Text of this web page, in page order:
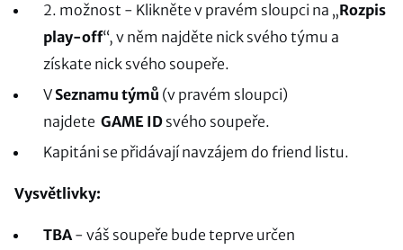
2. možnost - Klikněte v pravém sloupci na „Rozpis
play-off“, v něm najděte nick svého týmu a
získate nick svého soupeře.
V Seznamu týmů (v pravém sloupci)
najdete GAME ID svého soupeře.
Kapitáni se přidávají navzájem do friend listu.
Vysvětlivky:
TBA- váš soupeře bude teprve určen